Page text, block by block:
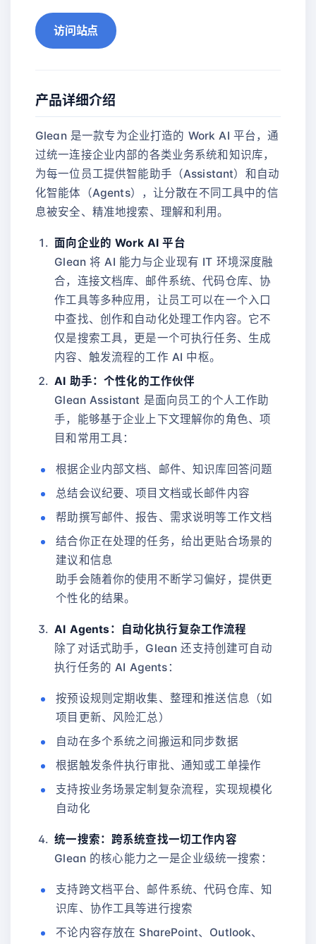
访问站点
产品详细介绍
Glean 是一款专为企业打造的 Work AI 平台，通
过统一连接企业内部的各类业务系统和知识库，
为每一位员工提供智能助手（Assistant）和自动
化智能体（Agents），让分散在不同工具中的信
息被安全、精准地搜索、理解和利用。
面向企业的 Work AI 平台
Glean 将 AI 能力与企业现有 IT 环境深度融
合，连接文档库、邮件系统、代码仓库、协
作工具等多种应用，让员工可以在一个入口
中查找、创作和自动化处理工作内容。它不
仅是搜索工具，更是一个可执行任务、生成
内容、触发流程的工作 AI 中枢。
AI 助手：个性化的工作伙伴
Glean Assistant 是面向员工的个人工作助
手，能够基于企业上下文理解你的角色、项
目和常用工具：
根据企业内部文档、邮件、知识库回答问题
总结会议纪要、项目文档或长邮件内容
帮助撰写邮件、报告、需求说明等工作文档
结合你正在处理的任务，给出更贴合场景的
建议和信息
助手会随着你的使用不断学习偏好，提供更
个性化的结果。
AI Agents：自动化执行复杂工作流程
除了对话式助手，Glean 还支持创建可自动
执行任务的 AI Agents：
按预设规则定期收集、整理和推送信息（如
项目更新、风险汇总）
自动在多个系统之间搬运和同步数据
根据触发条件执行审批、通知或工单操作
支持按业务场景定制复杂流程，实现规模化
自动化
统一搜索：跨系统查找一切工作内容
Glean 的核心能力之一是企业级统一搜索：
支持跨文档平台、邮件系统、代码仓库、知
识库、协作工具等进行搜索
不论内容存放在 SharePoint、Outlook、